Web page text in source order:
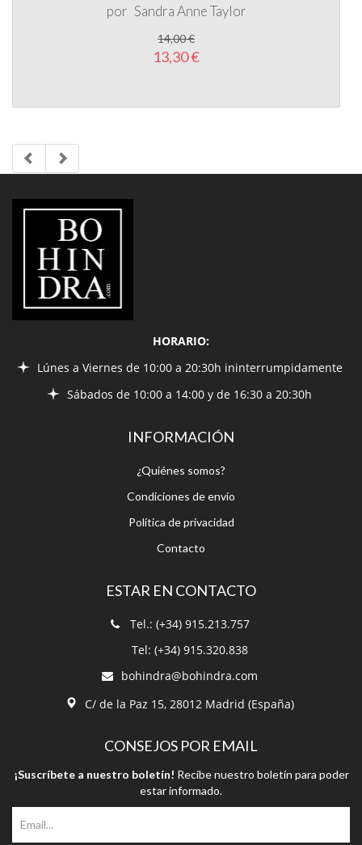
por Sandra Anne Taylor
14,00 €
13,30 €
LIBRERÍA
BOHINDRA
HORARIO:
Lúnes a Viernes de 10:00 a 20:30h ininterrumpidamente
Sábados de 10:00 a 14:00 y de 16:30 a 20:30h
INFORMACIÓN
¿Quiénes somos?
Condiciones de envío
Política de privacidad
Contacto
ESTAR EN CONTACTO
Tel.: (+34) 915.213.757
Tel: (+34) 915.320.838
bohindra@bohindra.com
C/ de la Paz 15, 28012 Madrid (España)
CONSEJOS POR EMAIL
¡Suscríbete a nuestro boletín! Recibe nuestro boletín para poder
estar informado.